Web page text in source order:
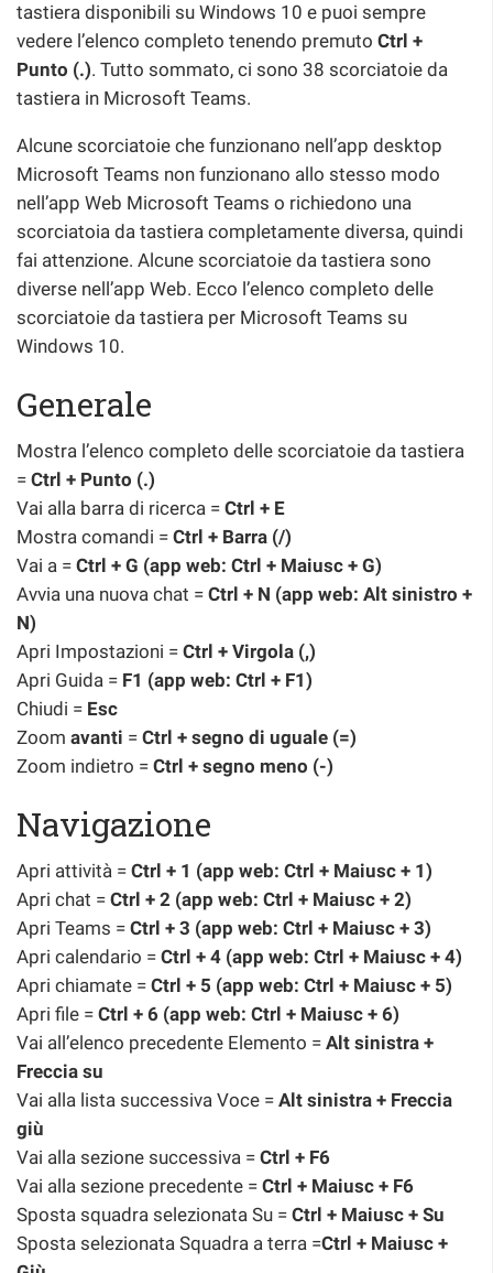
tastiera disponibili su Windows 10 e puoi sempre
vedere l’elenco completo tenendo premuto Ctrl +
Punto (.). Tutto sommato, ci sono 38 scorciatoie da
tastiera in Microsoft Teams.
Alcune scorciatoie che funzionano nell’app desktop
Microsoft Teams non funzionano allo stesso modo
nell’app Web Microsoft Teams o richiedono una
scorciatoia da tastiera completamente diversa, quindi
fai attenzione. Alcune scorciatoie da tastiera sono
diverse nell’app Web. Ecco l’elenco completo delle
scorciatoie da tastiera per Microsoft Teams su
Windows 10.
Generale
Mostra l’elenco completo delle scorciatoie da tastiera
= Ctrl + Punto (.)
Vai alla barra di ricerca = Ctrl + E
Mostra comandi = Ctrl + Barra (/)
Vai a = Ctrl + G (app web: Ctrl + Maiusc + G)
Avvia una nuova chat = Ctrl + N (app web: Alt sinistro +
N)
Apri Impostazioni = Ctrl + Virgola (,)
Apri Guida = F1 (app web: Ctrl + F1)
Chiudi = Esc
Zoom avanti = Ctrl + segno di uguale (=)
Zoom indietro = Ctrl + segno meno (-)
Navigazione
Apri attività = Ctrl + 1 (app web: Ctrl + Maiusc + 1)
Apri chat = Ctrl + 2 (app web: Ctrl + Maiusc + 2)
Apri Teams = Ctrl + 3 (app web: Ctrl + Maiusc + 3)
Apri calendario = Ctrl + 4 (app web: Ctrl + Maiusc + 4)
Apri chiamate = Ctrl + 5 (app web: Ctrl + Maiusc + 5)
Apri file = Ctrl + 6 (app web: Ctrl + Maiusc + 6)
Vai all’elenco precedente Elemento = Alt sinistra +
Freccia su
Vai alla lista successiva Voce = Alt sinistra + Freccia
giù
Vai alla sezione successiva = Ctrl + F6
Vai alla sezione precedente = Ctrl + Maiusc + F6
Sposta squadra selezionata Su = Ctrl + Maiusc + Su
Sposta selezionata Squadra a terra =Ctrl + Maiusc +